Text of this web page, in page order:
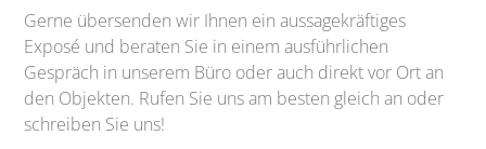
Gerne übersenden wir Ihnen ein aussagekräftiges
Exposé und beraten Sie in einem ausführlichen
Gespräch in unserem Büro oder auch direkt vor Ort an
den Objekten. Rufen Sie uns am besten gleich an oder
schreiben Sie uns!